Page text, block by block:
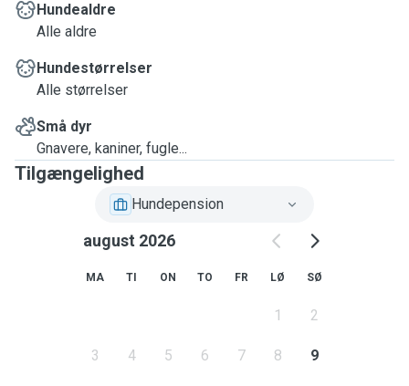
Hundealdre
Alle aldre
Hundestørrelser
Alle størrelser
Små dyr
Gnavere, kaniner, fugle...
Tilgængelighed
Hundepension
august 2026
MA TI ON TO FR LØ SØ
1 2
3 4 5 6 7 8 9